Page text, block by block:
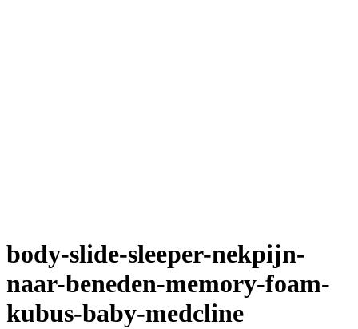
body-slide-sleeper-nekpijn-
naar-beneden-memory-foam-
kubus-baby-medcline